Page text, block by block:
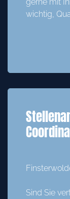
wichtig,
Sind Sie